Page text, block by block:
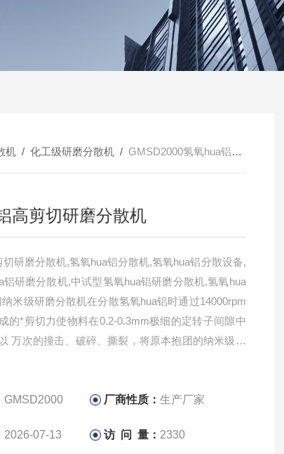
机/ 化工级研磨分散机/ GMSD2000氢氧hua铝高剪切研磨分散机
高剪切研磨分散机
切研磨分散机,氢氧hua铝分散机,氢氧hua铝分散设备,
铝研磨分散机,中试型氢氧hua铝研磨分散机,氢氧hua
米级研磨分散机在分散氢氧hua铝时通过14000rpm
的*剪切力使物料在0.2-0.3mm极细的定转子间隙中
万次的撞击、破碎、撕裂，将原本抱团的纳米级氢
GMSD2000 厂商性质：生产厂家
2026-07-13 访 问 量： 2330